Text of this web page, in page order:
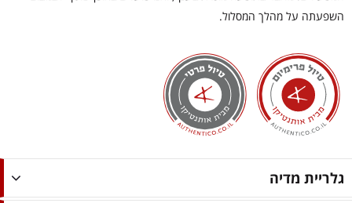
השפעתה על מהלך המסלול.
גלריית מדיה